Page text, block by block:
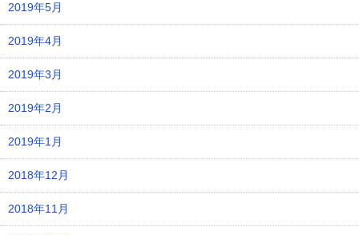
2019年5月
2019年4月
2019年3月
2019年2月
2019年1月
2018年12月
2018年11月